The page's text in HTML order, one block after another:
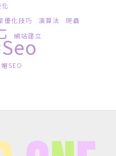
優化技巧 演算法 爬蟲
網站建立
SEO